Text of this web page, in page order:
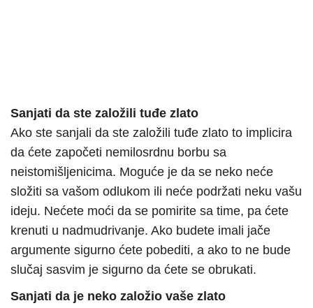
Sanjati da ste založili tuđe zlato
Ako ste sanjali da ste založili tuđe zlato to implicira
da ćete započeti nemilosrdnu borbu sa
neistomišljenicima. Moguće je da se neko neće
složiti sa vašom odlukom ili neće podržati neku vašu
ideju. Nećete moći da se pomirite sa time, pa ćete
krenuti u nadmudrivanje. Ako budete imali jače
argumente sigurno ćete pobediti, a ako to ne bude
slučaj sasvim je sigurno da ćete se obrukati.
Sanjati da je neko založio vaše zlato